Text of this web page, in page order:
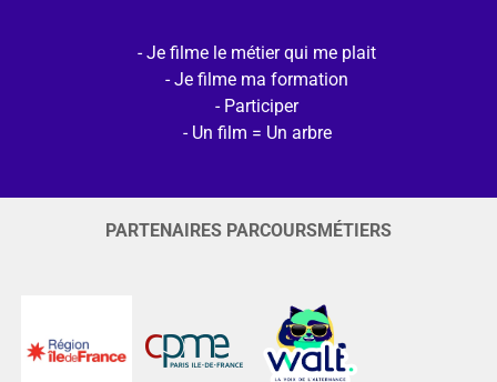
Je filme le métier qui me plait
Je filme ma formation
Participer
Un film = Un arbre
PARTENAIRES PARCOURSMÉTIERS